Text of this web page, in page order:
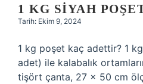
1 KG SIYAH
Tarih: Ekim 9, 2024
1 kg poşet kaç adettir? 1
adet) ile kalabalık
tişört çanta, 27 x 50 cm